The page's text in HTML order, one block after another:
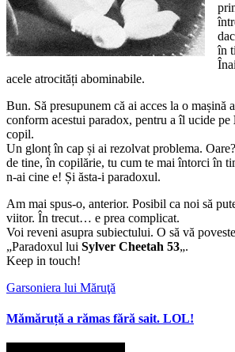
în
acele atrocități abominabile.
Bun. Să presupunem că ai acces la o mașină
conform acestui paradox, pentru a îl ucide pe
copil.
Un glonț în cap și ai rezolvat problema.
de tine, în copilărie, tu cum te mai întorci în
n-ai cine e! Și ăsta-i paradoxul.
Am mai spus-o, anterior. Posibil ca noi să
viitor. În trecut… e prea complicat.
Voi reveni asupra subiectului. O să vă
„Paradoxul lui Sylver Cheetah 53„.
Keep in touch!
Garsoniera lui Măruţă
Mămăruță a rămas fără sait. LOL!